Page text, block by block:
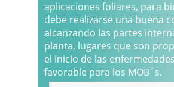
aplicaciones foliares, para
debe realizarse una buena
alcanzando las partes
planta, lugares que son
el inicio de las
favorable para los MOB´s.